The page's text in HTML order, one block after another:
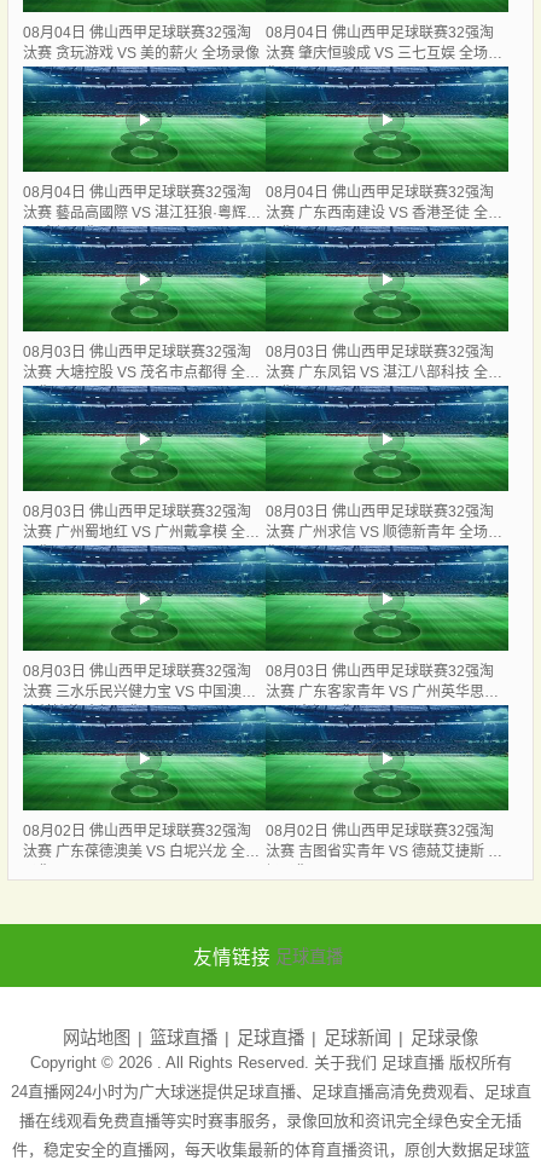
08月04日 佛山西甲足球联赛32强淘
汰赛 贪玩游戏 VS 美的薪火 全场录像
08月04日 佛山西甲足球联赛32强淘
汰赛 肇庆恒骏成 VS 三七互娱 全场录
像
08月04日 佛山西甲足球联赛32强淘
汰赛 藝品高國際 VS 湛江狂狼·粵辉能
源 全场录像
08月04日 佛山西甲足球联赛32强淘
汰赛 广东西南建设 VS 香港圣徒 全场
录像
08月03日 佛山西甲足球联赛32强淘
汰赛 大塘控股 VS 茂名市点都得 全场
录像
08月03日 佛山西甲足球联赛32强淘
汰赛 广东凤铝 VS 湛江八部科技 全场
录像
08月03日 佛山西甲足球联赛32强淘
汰赛 广州蜀地红 VS 广州戴拿模 全场
录像
08月03日 佛山西甲足球联赛32强淘
汰赛 广州求信 VS 顺德新青年 全场录
像
08月03日 佛山西甲足球联赛32强淘
汰赛 三水乐民兴健力宝 VS 中国澳门
澳科精英 全场录像
08月03日 佛山西甲足球联赛32强淘
汰赛 广东客家青年 VS 广州英华思力
U17 全场录像
08月02日 佛山西甲足球联赛32强淘
汰赛 广东葆德澳美 VS 白坭兴龙 全场
08月02日 佛山西甲足球联赛32强淘
汰赛 吉图省实青年 VS 德兢艾捷斯 全
友情链接 足球直播
网站地图 篮球直播 足球直播 足球新闻 足球录像
Copyright © 2026 . All Rights Reserved. 关于我们 足球直播版权所有
24直播网24小时为广大球迷提供足球直播、足球直播高清免费观看、足球直
播在线观看免费直播等实时赛事服务，录像回放和资讯完全绿色安全无插
件，稳定安全的直播网，每天收集最新的体育直播资讯，原创大数据足球篮